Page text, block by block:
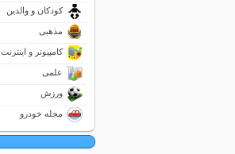
کودکان و والدین
مذهبی
کامپیوتر و اینترنت
علمی
ورزش
مجله خودرو